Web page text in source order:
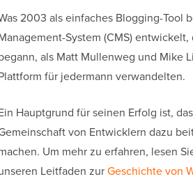
2003 als einfaches Blogging-Tool
System (CMS)
als Matt Mullenweg und Mike
für jedermann verwandelten.
Hauptgrund für seinen Erfolg ist,
von Entwicklern dazu
Um mehr zu erfahren, lesen
Leitfaden zurGeschichte von